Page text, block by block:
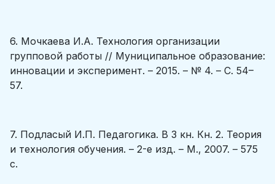
6. Мочкаева И.А. Технология организации
групповой работы // Муниципальное образование:
инновации и эксперимент. – 2015. – № 4. – С. 54–
57.
7. Подласый И.П. Педагогика. В 3 кн. Кн. 2. Теория
и технология обучения. – 2-е изд. – М., 2007. – 575
с.